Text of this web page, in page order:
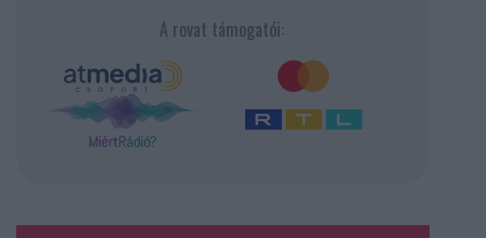
A rovat támogatói: